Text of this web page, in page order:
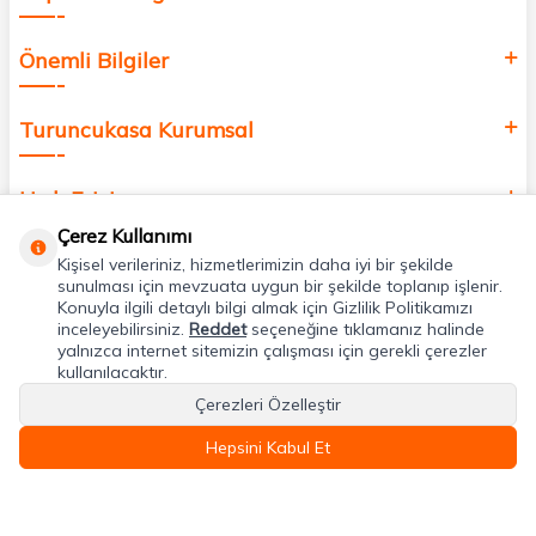
Önemli Bilgiler
Turuncukasa Kurumsal
Hızlı Erişim
Uygulamalarımız
Adres & İletişim
Çerez Kullanımı
Kişisel verileriniz, hizmetlerimizin daha iyi bir şekilde
sunulması için mevzuata uygun bir şekilde toplanıp işlenir.
Konuyla ilgili detaylı bilgi almak için Gizlilik Politikamızı
inceleyebilirsiniz. Reddetseçeneğine tıklamanız halinde
yalnızca internet sitemizin çalışması için gerekli çerezler
kullanılacaktır.
Çerezleri Özelleştir
Hepsini Kabul Et